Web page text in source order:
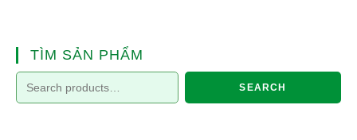
TÌM SẢN PHẨM
SEARCH